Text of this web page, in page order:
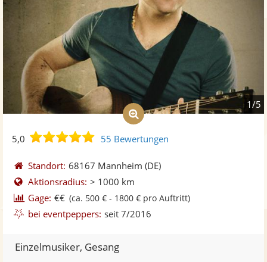
1/5
5,0
5,0
5
Sternen
55 Bewertungen
Standort: 68167 Mannheim (DE)
Aktionsradius: > 1000 km
Gage: €€ (ca. 500 € - 1800 € pro Auftritt)
bei eventpeppers: seit 7/2016
Einzelmusiker, Gesang